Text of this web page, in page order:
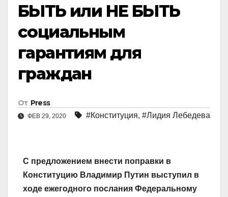
БЫТЬ или НЕ БЫТЬ
социальным
гарантиям для
граждан
От Press
ФЕВ 29, 2020 #Конституция, #Лидия Лебедева
С предложением внести поправки в
Конституцию Владимир Путин выступил в
ходе ежегодного послания Федеральному